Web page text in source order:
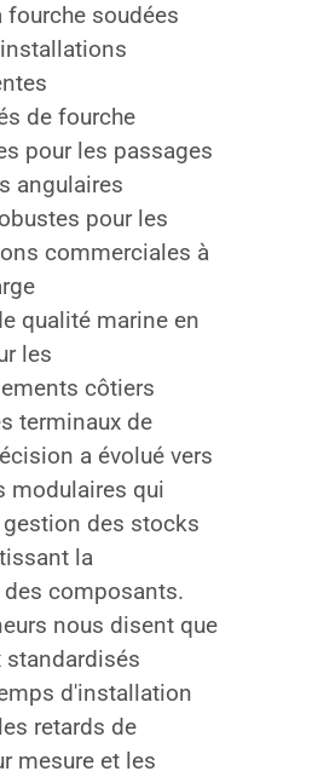
fourche soudées
de fourche
pour les passages
angulaires
pour les
commerciales à
qualité marine en
les
côtiers
terminaux de
a évolué vers
modulaires qui
des stocks
la
composants.
nous disent que
standardisés
d'installation
retards de
mesure et les